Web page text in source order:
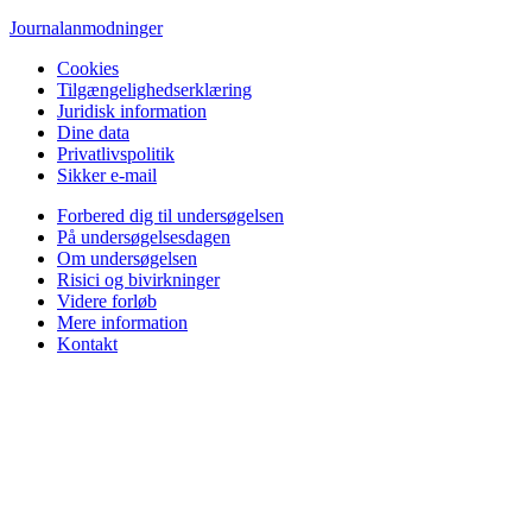
Journalanmodninger
Cookies
Tilgængelighedserklæring
Juridisk information
Dine data
Privatlivspolitik
Sikker e-mail
Forbered dig til undersøgelsen
På undersøgelsesdagen
Om undersøgelsen
Risici og bivirkninger
Videre forløb
Mere information
Kontakt